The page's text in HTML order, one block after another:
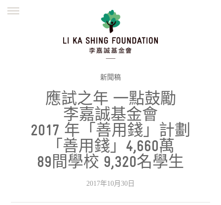
並肩同行
繁體
新聞稿
應試之年 一點鼓勵
李嘉誠基金會
2017 年「善用錢」計劃
「善用錢」4,660萬
89間學校 9,320名學生
2017年10月30日